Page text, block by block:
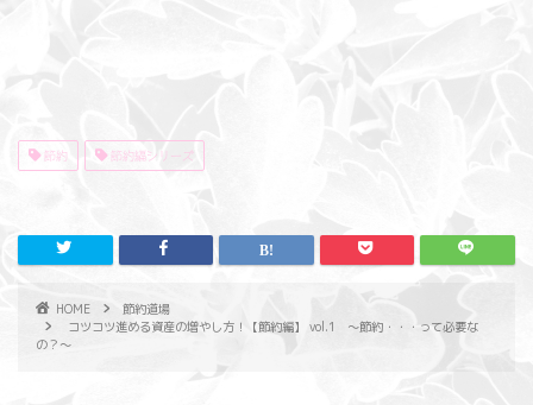
節約 節約編シリーズ
HOME
節約道場
コツコツ進める資産の増やし方！【節約編】 vol.1 ～節約・・・って必要な
の？～